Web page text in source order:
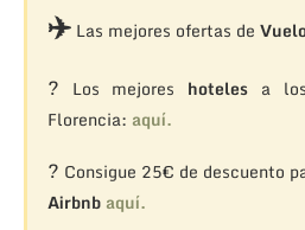
✈️Las mejores ofertas de
? Los mejores hoteles a
Florencia: aquí.
? Consigue 25€ de descuento
Airbnb aquí.